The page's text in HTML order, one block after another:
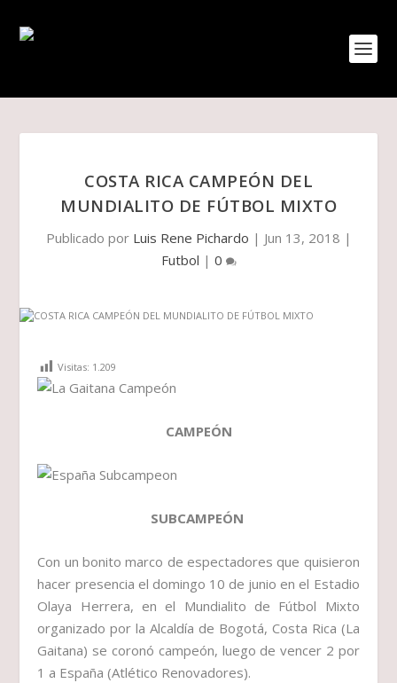
COSTA RICA CAMPEÓN DEL
MUNDIALITO DE FÚTBOL MIXTO
Publicado por Luis Rene Pichardo | Jun 13, 2018 |
Futbol | 0
Visitas: 1.209
CAMPEÓN
SUBCAMPEÓN
Con un bonito marco de espectadores que quisieron
hacer presencia el domingo 10 de junio en el Estadio
Olaya Herrera, en el Mundialito de Fútbol Mixto
organizado por la Alcaldía de Bogotá, Costa Rica (La
Gaitana) se coronó campeón, luego de vencer 2 por
1 a España (Atlético Renovadores).